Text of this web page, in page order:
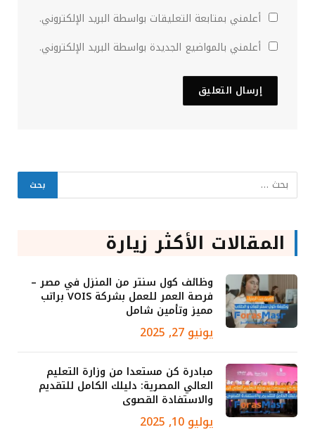
أعلمني بمتابعة التعليقات بواسطة البريد الإلكتروني.
أعلمني بالمواضيع الجديدة بواسطة البريد الإلكتروني.
المقالات الأكثر زيارة
وظائف كول سنتر من المنزل في مصر –
فرصة العمر للعمل بشركة VOIS براتب
مميز وتأمين شامل
يونيو 27, 2025
مبادرة كن مستعدا من وزارة التعليم
العالي المصرية: دليلك الكامل للتقديم
والاستفادة القصوى
يوليو 10, 2025